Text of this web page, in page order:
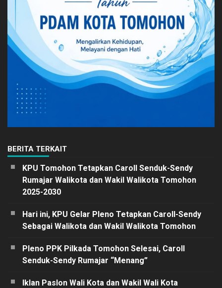
BERITA TERKAIT
KPU Tomohon Tetapkan Caroll Senduk-Sendy
Rumajar Walikota dan Wakil Walikota Tomohon
2025-2030
Hari ini, KPU Gelar Pleno Tetapkan Caroll-Sendy
Sebagai Walikota dan Wakil Walikota Tomohon
Pleno PPK Pilkada Tomohon Selesai, Caroll
Senduk-Sendy Rumajar “Menang”
Iklan Paslon Wali Kota dan Wakil Wali Kota